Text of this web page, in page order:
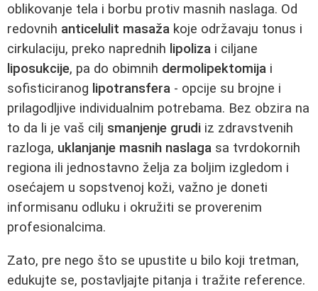
oblikovanje tela i borbu protiv masnih naslaga. Od
redovnih anticelulit masaža koje održavaju tonus i
cirkulaciju, preko naprednih lipoliza i ciljane
liposukcije, pa do obimnih dermolipektomija i
sofisticiranog lipotransfera - opcije su brojne i
prilagodljive individualnim potrebama. Bez obzira na
to da li je vaš cilj smanjenje grudi iz zdravstvenih
razloga, uklanjanje masnih naslaga sa tvrdokornih
regiona ili jednostavno želja za boljim izgledom i
osećajem u sopstvenoj koži, važno je doneti
informisanu odluku i okružiti se proverenim
profesionalcima.
Zato, pre nego što se upustite u bilo koji tretman,
edukujte se, postavljajte pitanja i tražite reference.